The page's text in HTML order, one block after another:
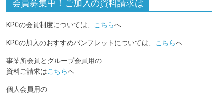
会員募集中！ご加入の資料請求は
KPCの会員制度については、 こちらへ
KPCの加入のおすすめパンフレットについては、 こちらへ
事業所会員とグループ会員用の
資料ご請求はこちらへ
個人会員用の